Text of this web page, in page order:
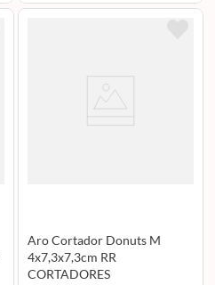
Aro Cortador Donuts M
4x7,3x7,3cm RR
CORTADORES